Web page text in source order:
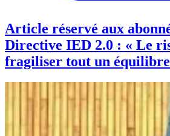
Article réservé aux
Directive IED 2.0 : « Le
fragiliser tout un